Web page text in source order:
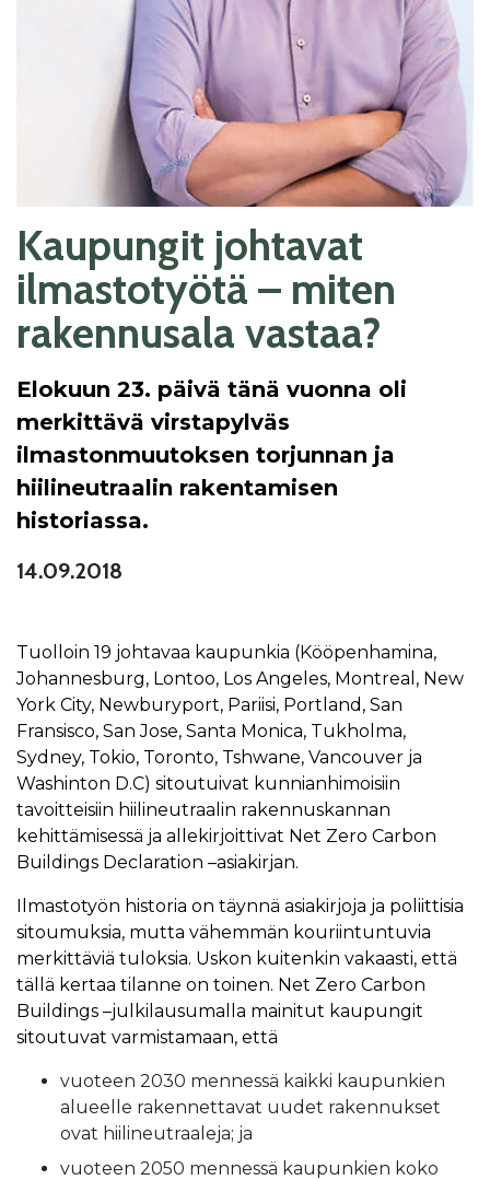
Kaupungit johtavat
ilmastotyötä – miten
rakennusala vastaa?
Elokuun 23. päivä tänä vuonna oli
merkittävä virstapylväs
ilmastonmuutoksen torjunnan ja
hiilineutraalin rakentamisen
historiassa.
14.09.2018
Tuolloin 19 johtavaa kaupunkia (Kööpenhamina,
Johannesburg, Lontoo, Los Angeles, Montreal, New
York City, Newburyport, Pariisi, Portland, San
Fransisco, San Jose, Santa Monica, Tukholma,
Sydney, Tokio, Toronto, Tshwane, Vancouver ja
Washinton D.C) sitoutuivat kunnianhimoisiin
tavoitteisiin hiilineutraalin rakennuskannan
kehittämisessä ja allekirjoittivat Net Zero Carbon
Buildings Declaration –asiakirjan.
Ilmastotyön historia on täynnä asiakirjoja ja poliittisia
sitoumuksia, mutta vähemmän kouriintuntuvia
merkittäviä tuloksia. Uskon kuitenkin vakaasti, että
tällä kertaa tilanne on toinen. Net Zero Carbon
Buildings –julkilausumalla mainitut kaupungit
sitoutuvat varmistamaan, että
vuoteen 2030 mennessä kaikki kaupunkien
alueelle rakennettavat uudet rakennukset
ovat hiilineutraaleja; ja
vuoteen 2050 mennessä kaupunkien koko